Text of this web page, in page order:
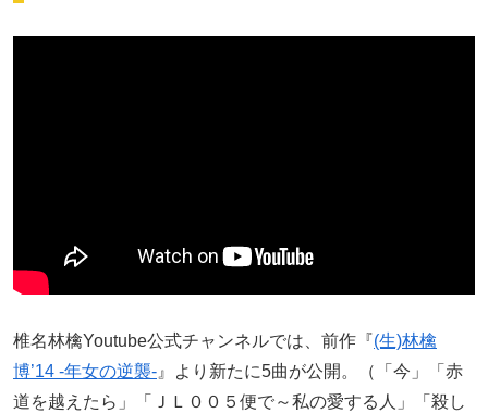
椎名林檎Youtube公式チャンネルでは、前作『(生)林檎
博’14 -年女の逆襲- 』より新たに5曲が公開。（「今」「赤
道を越えたら」「ＪＬ００５便で～私の愛する人」「殺し